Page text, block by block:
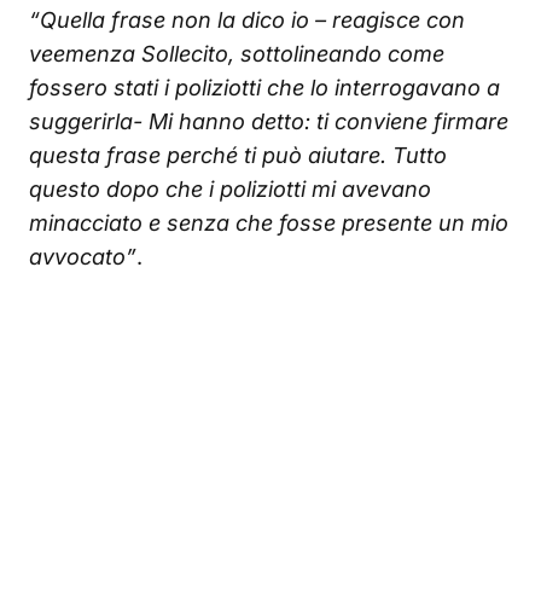
“Quella frase non la dico io – reagisce con
veemenza Sollecito, sottolineando come
fossero stati i poliziotti che lo interrogavano a
suggerirla- Mi hanno detto: ti conviene firmare
questa frase perché ti può aiutare. Tutto
questo dopo che i poliziotti mi avevano
minacciato e senza che fosse presente un mio
avvocato”.